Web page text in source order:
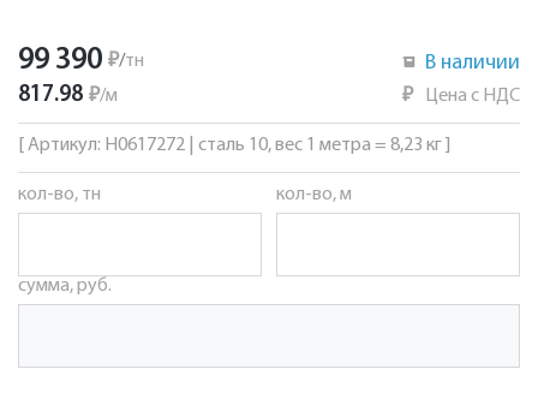
99 390 ₽/тн
817.98 ₽/м
В наличии
₽ Цена с НДС
[ Артикул: Н0617272 | сталь 10, вес 1 метра = 8,23 кг ]
кол-во, тн кол-во, м
сумма, руб.